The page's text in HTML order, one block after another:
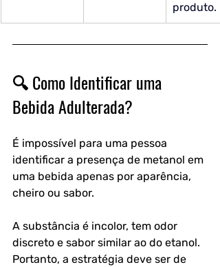
produto.
🔍 Como Identificar uma
Bebida Adulterada?
É impossível para uma pessoa
identificar a presença de metanol em
uma bebida apenas por aparência,
cheiro ou sabor.
A substância é incolor, tem odor
discreto e sabor similar ao do etanol.
Portanto, a estratégia deve ser de